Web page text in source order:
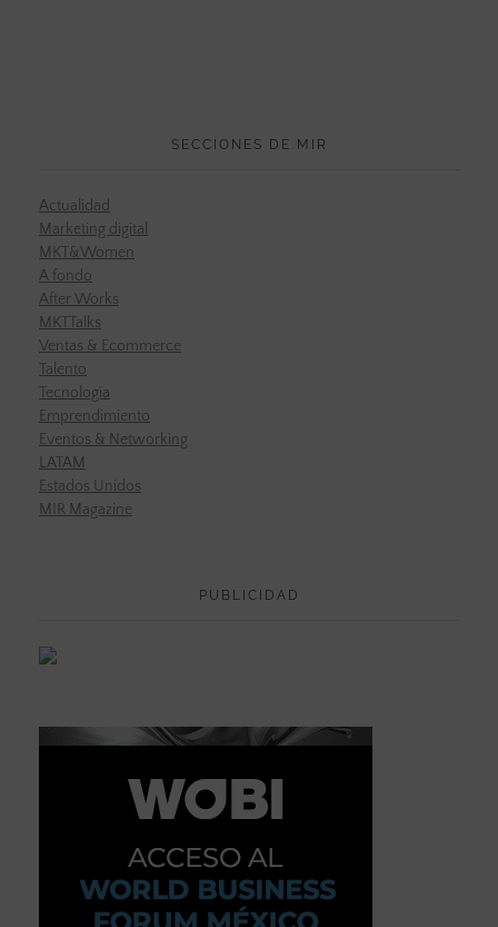
SECCIONES DE MIR
Actualidad
Marketing digital
MKT&Women
A fondo
After Works
MKTTalks
Ventas & Ecommerce
Talento
Tecnología
Emprendimiento
Eventos & Networking
LATAM
Estados Unidos
MIR Magazine
PUBLICIDAD